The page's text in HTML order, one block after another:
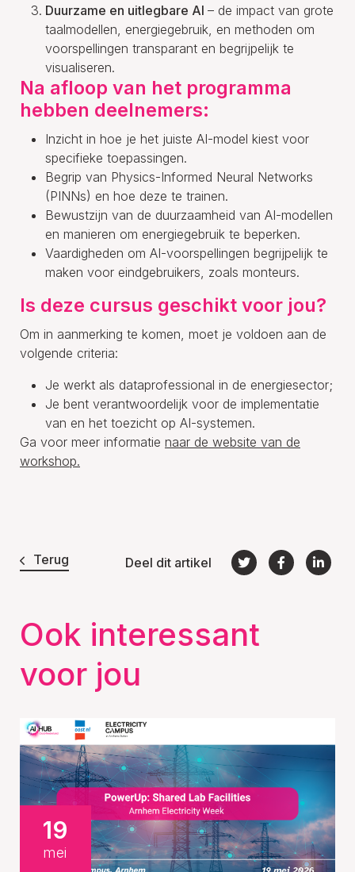
Duurzame en uitlegbare AI – de impact van grote
taalmodellen, energiegebruik, en methoden om
voorspellingen transparant en begrijpelijk te
visualiseren.
Na afloop van het programma
hebben deelnemers:
Inzicht in hoe je het juiste AI-model kiest voor
specifieke toepassingen.
Begrip van Physics-Informed Neural Networks
(PINNs) en hoe deze te trainen.
Bewustzijn van de duurzaamheid van AI-modellen
en manieren om energiegebruik te beperken.
Vaardigheden om AI-voorspellingen begrijpelijk te
maken voor eindgebruikers, zoals monteurs.
Is deze cursus geschikt voor jou?
Om in aanmerking te komen, moet je voldoen aan de
volgende criteria:
Je werkt als dataprofessional in de energiesector;
Je bent verantwoordelijk voor de implementatie
van en het toezicht op AI-systemen.
Ga voor meer informatie naar de website van de
workshop.
Terug Deel dit artikel
Ook interessant
voor jou
19
mei